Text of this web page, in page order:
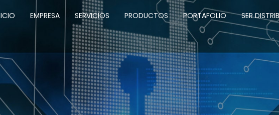
EMPRESA SERVICIOS PRODUCTOS PORTAFOLIO SER